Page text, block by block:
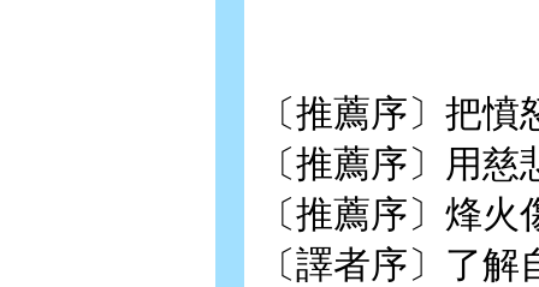
〔推薦序〕把
〔推薦序〕用
〔推薦序〕烽
〔譯者序〕了